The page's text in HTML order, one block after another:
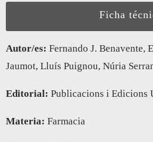
Ficha
Autor/es: Fernando J. Benavente,
Jaumot, Lluís Puignou, Núria
Editorial: Publicacions i Edicions
Materia: Farmacia